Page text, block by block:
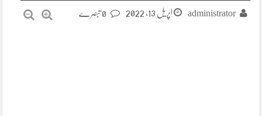
administrator اپریل 13, 2022